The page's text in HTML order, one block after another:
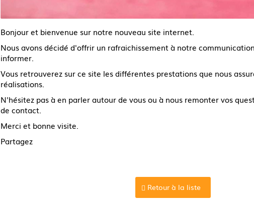
Bonjour et bienvenue sur notre nouveau site internet.
Nous avons décidé d'offrir un rafraichissement à notre
informer.
Vous retrouverez sur ce site les différentes prestations que nous
réalisations.
N'hésitez pas à en parler autour de vous ou à nous remonter vos
de contact.
Merci et bonne visite.
Partagez
Retour à la liste